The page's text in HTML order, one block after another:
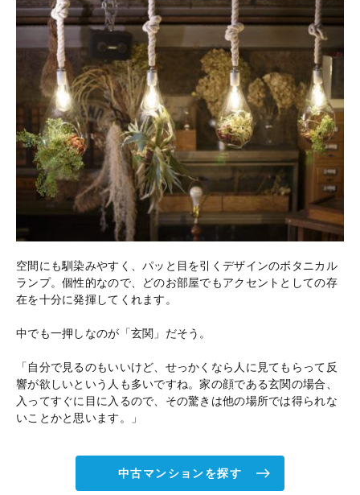
空間にも馴染みやすく、パッと目を引くデザインのボタニカル
ランプ。個性的なので、どのお部屋でもアクセントとしての存
在を十分に発揮してくれます。
中でも一押しなのが「玄関」だそう。
「自分で見るのもいいけど、せっかくなら人に見てもらって反
響が欲しいという人も多いですね。家の顔である玄関の場合、
入ってすぐに目に入るので、その驚きは他の場所では得られな
いことかと思います。」
中古マンションを探す